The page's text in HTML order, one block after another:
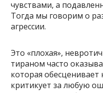
чувствами, а
Тогда мы говорим о
агрессии.
Это «плохая»,
тираном часто
которая
критикует за любую